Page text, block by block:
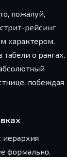
пожалуй,
рейсинг
характером,
о рангах.
побеждая
иерархия
формально.